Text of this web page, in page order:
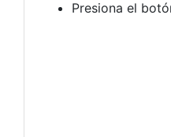
Presiona el